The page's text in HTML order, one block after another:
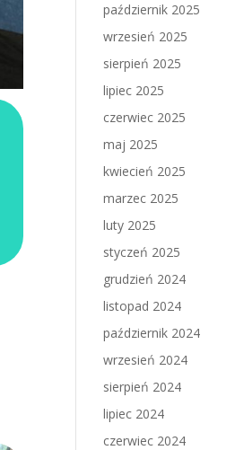
październik 2025
wrzesień 2025
sierpień 2025
lipiec 2025
czerwiec 2025
maj 2025
kwiecień 2025
marzec 2025
luty 2025
styczeń 2025
grudzień 2024
listopad 2024
październik 2024
wrzesień 2024
sierpień 2024
lipiec 2024
czerwiec 2024